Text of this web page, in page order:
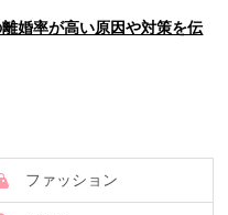
婚率が高い原因や対策を伝
ファッション